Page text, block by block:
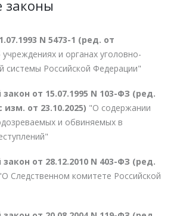
законы
N 5473-1 (ред. от
и органах уголовно-
системы Российской Федерации"
от 15.07.1995 N 103-ФЗ (ред.
изм. от 23.10.2025) "О содержании
и обвиняемых в
от 28.12.2010 N 403-ФЗ (ред.
Следственном комитете Российской